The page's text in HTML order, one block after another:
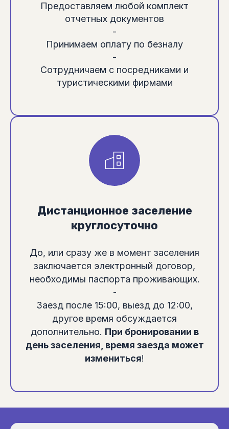
Предоставляем любой комплект
отчетных документов
-
Принимаем оплату по безналу
-
Сотрудничаем с посредниками и
туристическими фирмами
Дистанционное заселение
круглосуточно
До, или сразу же в момент заселения
заключается электронный договор,
необходимы паспорта проживающих.
-
Заезд после 15:00, выезд до 12:00,
другое время обсуждается
дополнительно. При бронировании в
день заселения, время заезда может
измениться!